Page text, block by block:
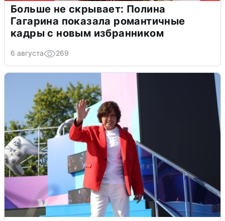
Больше не скрывает: Полина
Гагарина показала романтичные
кадры с новым избранником
6 августа 269